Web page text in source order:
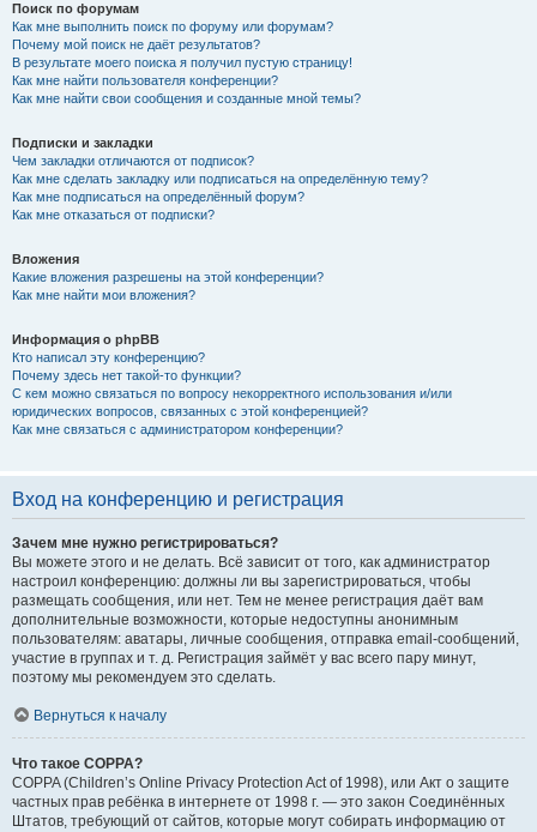
Поиск по форумам
Как мне выполнить поиск по форуму или форумам?
Почему мой поиск не даёт результатов?
В результате моего поиска я получил пустую страницу!
Как мне найти пользователя конференции?
Как мне найти свои сообщения и созданные мной темы?
Подписки и закладки
Чем закладки отличаются от подписок?
Как мне сделать закладку или подписаться на определённую тему?
Как мне подписаться на определённый форум?
Как мне отказаться от подписки?
Вложения
Какие вложения разрешены на этой конференции?
Как мне найти мои вложения?
Информация о phpBB
Кто написал эту конференцию?
Почему здесь нет такой-то функции?
С кем можно связаться по вопросу некорректного использования и/или
юридических вопросов, связанных с этой конференцией?
Как мне связаться с администратором конференции?
Вход на конференцию и регистрация
Зачем мне нужно регистрироваться?
Вы можете этого и не делать. Всё зависит от того, как администратор
настроил конференцию: должны ли вы зарегистрироваться, чтобы
размещать сообщения, или нет. Тем не менее регистрация даёт вам
дополнительные возможности, которые недоступны анонимным
пользователям: аватары, личные сообщения, отправка email-сообщений,
участие в группах и т. д. Регистрация займёт у вас всего пару минут,
поэтому мы рекомендуем это сделать.
Вернуться к началу
Что такое COPPA?
COPPA (Children’s Online Privacy Protection Act of 1998), или Акт о защите
частных прав ребёнка в интернете от 1998 г. — это закон Соединённых
Штатов, требующий от сайтов, которые могут собирать информацию от